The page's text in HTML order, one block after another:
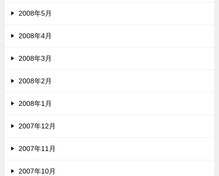
2008年5月
2008年4月
2008年3月
2008年2月
2008年1月
2007年12月
2007年11月
2007年10月